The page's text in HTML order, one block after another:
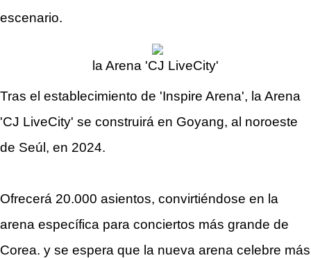
escenario.
la Arena 'CJ LiveCity'
Tras el establecimiento de 'Inspire Arena', la Arena
'CJ LiveCity' se construirá en Goyang, al noroeste
de Seúl, en 2024.
Ofrecerá 20.000 asientos, convirtiéndose en la
arena específica para conciertos más grande de
Corea. y se espera que la nueva arena celebre más